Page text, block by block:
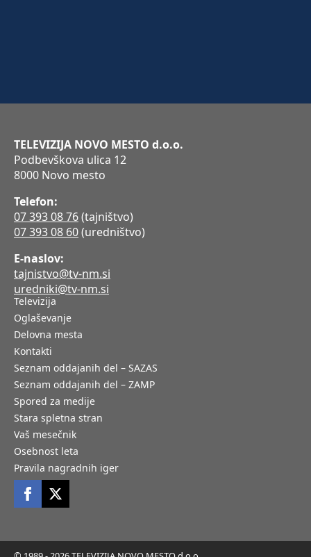
TELEVIZIJA NOVO MESTO d.o.o.
Podbevškova ulica 12
8000 Novo mesto
Telefon:
07 393 08 76(tajništvo)
07 393 08 60(uredništvo)
E-naslov:
tajnistvo@tv-nm.si
uredniki@tv-nm.si
Televizija
Oglaševanje
Delovna mesta
Kontakti
Seznam oddajanih del – SAZAS
Seznam oddajanih del – ZAMP
Spored za medije
Stara spletna stran
Vaš mesečnik
Osebnost leta
Pravila nagradnih iger